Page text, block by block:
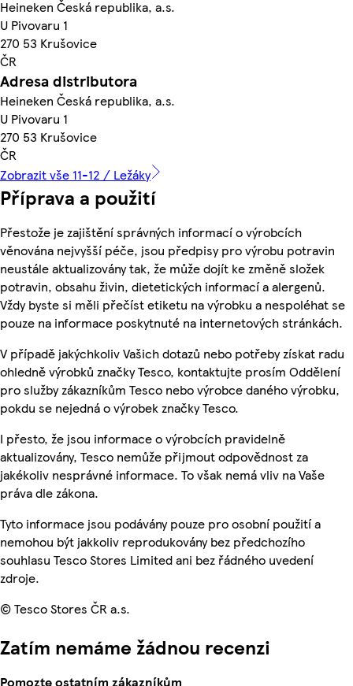
Heineken Česká republika, a.s.
U Pivovaru 1
270 53 Krušovice
ČR
Adresa distributora
Heineken Česká republika, a.s.
U Pivovaru 1
270 53 Krušovice
ČR
Zobrazit vše 11-12 / Ležáky
Příprava a použití
Přestože je zajištění správných informací o výrobcích
věnována nejvyšší péče, jsou předpisy pro výrobu potravin
neustále aktualizovány tak, že může dojít ke změně složek
potravin, obsahu živin, dietetických informací a alergenů.
Vždy byste si měli přečíst etiketu na výrobku a nespoléhat se
pouze na informace poskytnuté na internetových stránkách.
V případě jakýchkoliv Vašich dotazů nebo potřeby získat radu
ohledně výrobků značky Tesco, kontaktujte prosím Oddělení
pro služby zákazníkům Tesco nebo výrobce daného výrobku,
pokdu se nejedná o výrobek značky Tesco.
I přesto, že jsou informace o výrobcích pravidelně
aktualizovány, Tesco nemůže přijmout odpovědnost za
jakékoliv nesprávné informace. To však nemá vliv na Vaše
práva dle zákona.
Tyto informace jsou podávány pouze pro osobní použití a
nemohou být jakkoliv reprodukovány bez předchozího
souhlasu Tesco Stores Limited ani bez řádného uvedení
zdroje.
© Tesco Stores ČR a.s.
Zatím nemáme žádnou recenzi
Pomozte ostatním zákazníkům